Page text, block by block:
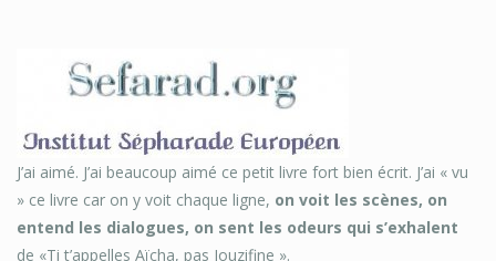
J’ai aimé. J’ai beaucoup aimé ce petit livre fort bien écrit. J’ai « vu
» ce livre car on y voit chaque ligne, on voit les scènes, on
entend les dialogues, on sent les odeurs qui s’exhalent
de «Ti t’appelles Aïcha, pas Jouzifine ».